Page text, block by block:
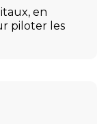
en
piloter les